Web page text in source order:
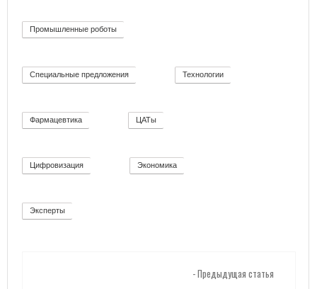
Промышленные роботы
Специальные предложения Технологии
Фармацевтика ЦАТы
Цифровизация Экономика
Эксперты
- Предыдущая статья